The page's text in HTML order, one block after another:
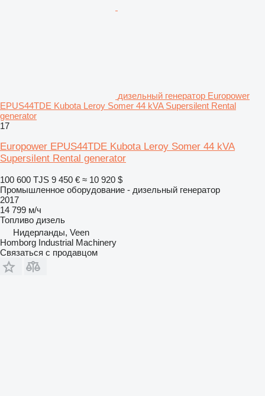
дизельный генератор Europower
EPUS44TDE Kubota Leroy Somer 44 kVA Supersilent Rental
generator
17
Europower EPUS44TDE Kubota Leroy Somer 44 kVA
Supersilent Rental generator
100 600 TJS 9 450 € ≈ 10 920 $
Промышленное оборудование - дизельный генератор
2017
14 799 м/ч
Топливо дизель
Нидерланды, Veen
Homborg Industrial Machinery
Связаться с продавцом